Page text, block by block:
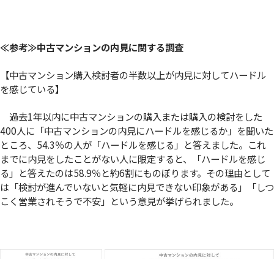
≪参考≫中古マンションの内見に関する調査
【中古マンション購入検討者の半数以上が内見に対してハードル
を感じている】
過去1年以内に中古マンションの購入または購入の検討をした
400人に「中古マンションの内見にハードルを感じるか」を聞いた
ところ、54.3％の人が「ハードルを感じる」と答えました。これ
までに内見をしたことがない人に限定すると、「ハードルを感じ
る」と答えたのは58.9％と約6割にものぼります。その理由として
は「検討が進んでいないと気軽に内見できない印象がある」「しつ
こく営業されそうで不安」という意見が挙げられました。